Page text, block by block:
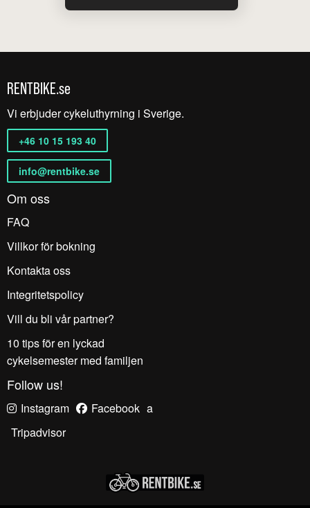
RENTBIKE.se
Vi erbjuder cykeluthyrning i Sverige.
+46 10 15 193 40
info@rentbike.se
Om oss
FAQ
Villkor för bokning
Kontakta oss
Integritetspolicy
Vill du bli vår partner?
10 tips för en lyckad
cykelsemester med familjen
Follow us!
Instagram Facebook a
Tripadvisor